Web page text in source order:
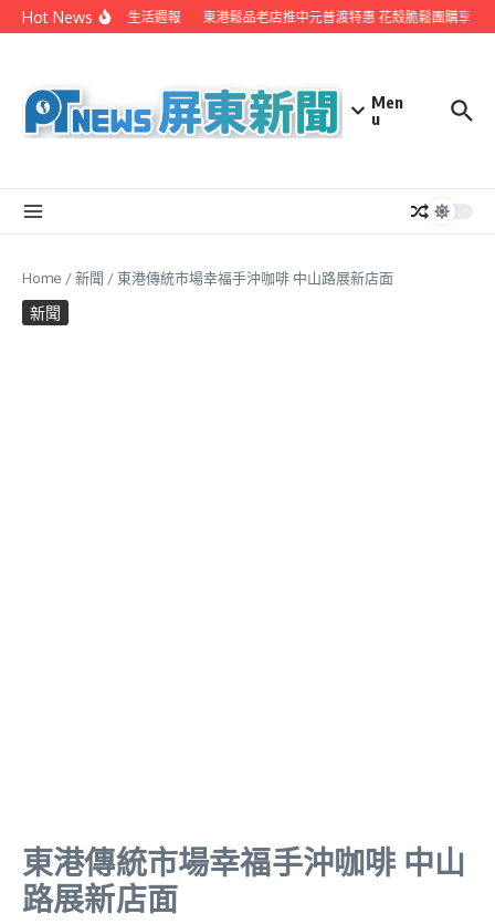
Skip to content
Hot NewsEYE台灣生活週報 東港鬆品老店推中元普渡特惠 花殼脆鬆團購享超
Men
u
Home /新聞 / 東港傳統市場幸福手沖咖啡 中山路展新店面
新聞
東港傳統市場幸福手沖咖啡 中山
路展新店面